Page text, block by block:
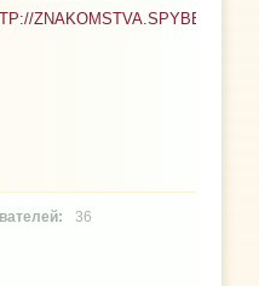
ZNAKOMSTVA.SPYBB.RU
36